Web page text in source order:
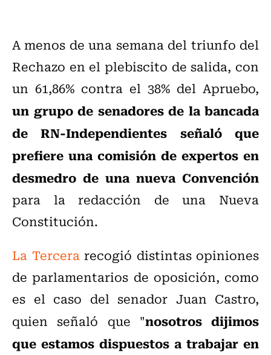
A menos de una semana del triunfo del
Rechazo en el plebiscito de salida, con
un 61,86% contra el 38% del Apruebo,
un grupo de senadores de la bancada
de RN-Independientes señaló que
prefiere una comisión de expertos en
desmedro de una nueva Convención
para la redacción de una Nueva
Constitución.
La Tercerarecogió distintas opiniones
de parlamentarios de oposición, como
es el caso del senador Juan Castro,
quien señaló que "nosotros dijimos
que estamos dispuestos a trabajar en